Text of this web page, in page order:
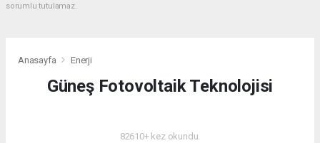
sorumlu tutulamaz.
Anasayfa Enerji
Güneş Fotovoltaik Teknolojisi
82610+ kez okundu.